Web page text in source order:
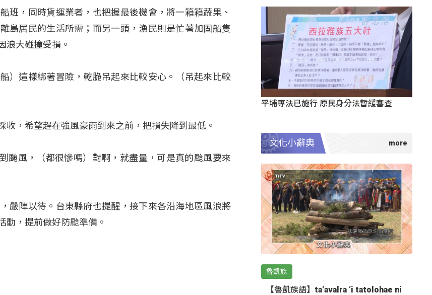
班，同時貨運業者，也把握最後機會，將一箱箱蔬果、
島居民的生活所需；而另一頭，漁民則是忙著加固船隻
浪大碰撞受損。
）這樣綁著冒險，乾脆吊起來比較安心。（吊起來比較
，希望趕在強風豪雨到來之前，把損失降到最低。
颱風，（都很慘嗎）對啊，就盡量，可是真的颱風要來
嚴陣以待。台東縣府也提醒，接下來各沿海地區風浪將
動，提前做好防颱準備。
平埔專法已施行 原民身分法暫緩審查
文化小辭典
魯凱族
【魯凱族語】ta‘avalra ‘i tatolohae ni